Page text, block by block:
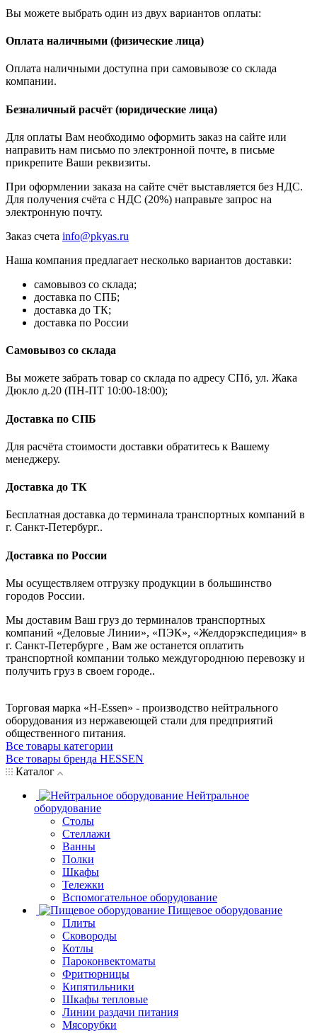
Вы можете выбрать один из двух вариантов оплаты:
Оплата наличными (физические лица)
Оплата наличными доступна при самовывозе со склада
компании.
Безналичный расчёт (юридические лица)
Для оплаты Вам необходимо оформить заказ на сайте или
направить нам письмо по электронной почте, в письме
прикрепите Ваши реквизиты.
При оформлении заказа на сайте счёт выставляется без НДС.
Для получения счёта с НДС (20%) направьте запрос на
электронную почту.
Заказ счета info@pkyas.ru
Наша компания предлагает несколько вариантов доставки:
самовывоз со склада;
доставка по СПБ;
доставка до ТК;
доставка по России
Самовывоз со склада
Вы можете забрать товар со склада по адресу СПб, ул. Жака
Дюкло д.20 (ПН-ПТ 10:00-18:00);
Доставка по СПБ
Для расчёта стоимости доставки обратитесь к Вашему
менеджеру.
Доставка до ТК
Бесплатная доставка до терминала транспортных компаний в
г. Санкт-Петербург..
Доставка по России
Мы осуществляем отгрузку продукции в большинство
городов России.
Мы доставим Ваш груз до терминалов транспортных
компаний «Деловые Линии», «ПЭК», «Желдорэкспедиция» в
г. Санкт-Петербурге , Вам же останется оплатить
транспортной компании только междугороднюю перевозку и
получить груз в своем городе..
Торговая марка «H-Essen» - производство нейтрального
оборудования из нержавеющей стали для предприятий
общественного питания.
Все товары категории
Все товары бренда HESSEN
Каталог
Нейтральное
оборудование
Столы
Стеллажи
Ванны
Полки
Шкафы
Тележки
Вспомогательное оборудование
Пищевое оборудование
Плиты
Сковороды
Котлы
Пароконвектоматы
Фритюрницы
Кипятильники
Шкафы тепловые
Линии раздачи питания
Мясорубки